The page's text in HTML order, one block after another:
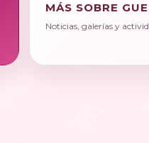
MÁS SOBRE
Noticias, galerías y